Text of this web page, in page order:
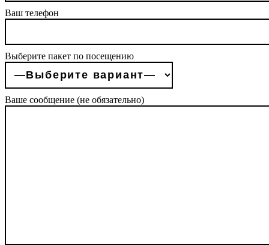
Ваш телефон
Выберите пакет по посещению
Ваше сообщение (не обязательно)